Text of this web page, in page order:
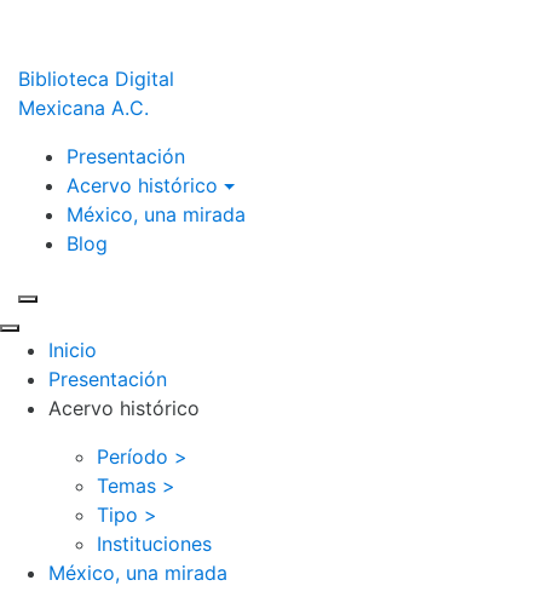
Biblioteca Digital
Mexicana A.C.
Presentación
Acervo histórico
México, una mirada
Blog
Inicio
Presentación
Acervo histórico
Período >
Temas >
Tipo >
Instituciones
México, una mirada